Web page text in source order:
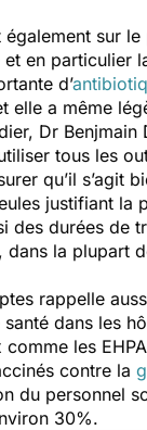
sur
et en particulier
d’
elle a même
Dr Benjmain
tous les
qu’il s’agit
justifiant la
des durées de
dans la plupart
rappelle
dans les
les
contre la
du personnel
30%.